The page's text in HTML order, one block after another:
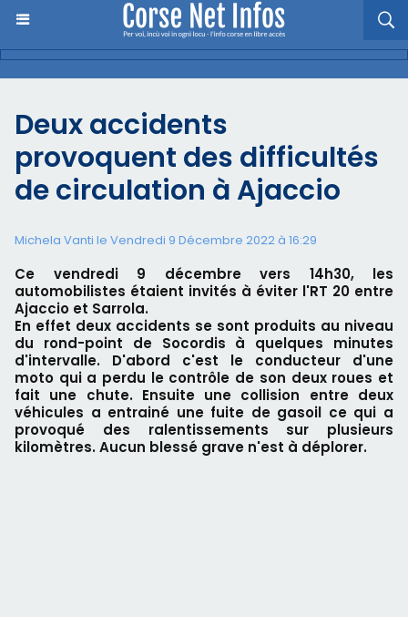
Deux accidents
provoquent des difficultés
de circulation à Ajaccio
Michela Vanti le Vendredi 9 Décembre 2022 à 16:29
Ce vendredi 9 décembre vers 14h30, les
automobilistes étaient invités à éviter l'RT 20 entre
Ajaccio et Sarrola.
En effet deux accidents se sont produits au niveau
du rond-point de Socordis à quelques minutes
d'intervalle. D'abord c'est le conducteur d'une
moto qui a perdu le contrôle de son deux roues et
fait une chute. Ensuite une collision entre deux
véhicules a entrainé une fuite de gasoil ce qui a
provoqué des ralentissements sur plusieurs
kilomètres. Aucun blessé grave n'est à déplorer.